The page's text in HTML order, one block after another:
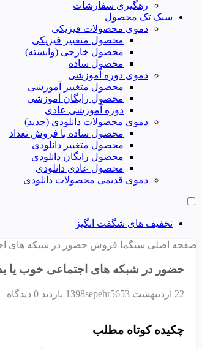
رهگیری سفارشات
سبک تک محصول
دموی محصولات فیزیکی
محصول متغییر فیزیکی
محصول خارجی (وابسته)
محصول ساده
دموی دوره آموزشی
محصول متغییر آموزشی
محصول رایگان آموزشی
دوره آموزشی عادی
دموی محصولات دانلودی (جدید)
محصول ساده با فروش تعداد
محصول متغییر دانلودی
محصول رایگان دانلودی
محصول عادی دانلودی
دموی قدیمی محصولات دانلودی
تخفیف های شگفت انگیز
صفحه اصلی سیگما فروش حضور در شبکه های
حضور در شبکه های اجتماعی خوب یا
22 اردیبهشت 1398 sepehr5653 بازدید 0 دیدگاه
چکیده کوتاه مطلب